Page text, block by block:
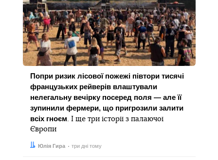
Попри ризик лісової пожежі півтори тисячі
французьких рейверів влаштували
нелегальну вечірку посеред поля — але її
зупинили фермери, що пригрозили залити
всіх гноєм . І ще три історії з палаючої
Європи
Автор:
Юлія Гира
Дата: три дні тому